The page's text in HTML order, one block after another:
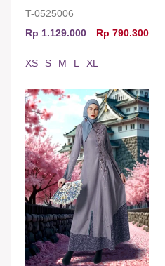
T-0525006
Rp 1.129.000
Rp 790.300
XS S M L XL